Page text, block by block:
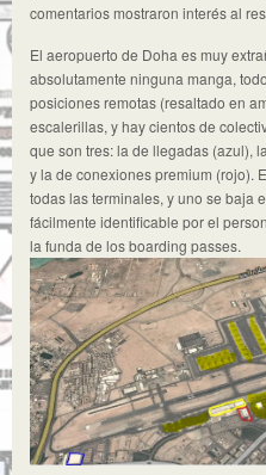
comentarios mostraron interés al
El aeropuerto de Doha es muy
absolutamente ninguna manga,
posiciones remotas (resaltado en
escalerillas, y hay cientos de
que son tres: la de llegadas (azul),
y la de conexiones premium (rojo).
todas las terminales, y uno se baja
fácilmente identificable por el
la funda de los boarding passes.